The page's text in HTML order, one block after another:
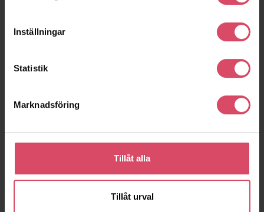
Inställningar
Statistik
Marknadsföring
Tillåt alla
Tillåt urval
Brf Pål Ibb
Helsingborg
Skräddarebyn 3A-B
expand_moreVisa fler